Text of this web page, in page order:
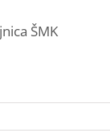
ŠMK